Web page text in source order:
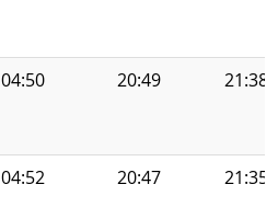
04:50 20:49 21:38
04:52 20:47 21:35